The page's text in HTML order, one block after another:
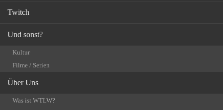
Twitch
Und sonst?
Kultur
Filme / Serien
Über Uns
Was ist WTLW?